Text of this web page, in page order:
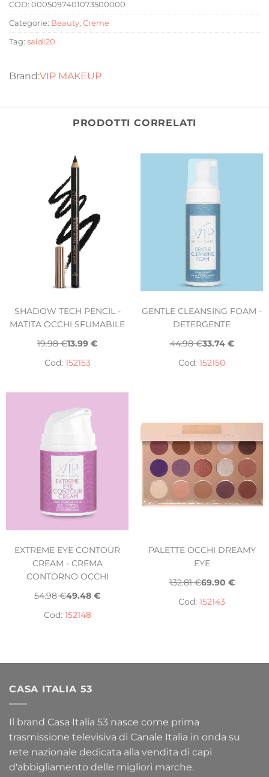
COD: 0005097401073500000
Categorie: Beauty, Creme
Tag: saldi20
VIP MAKEUP
PRODOTTI CORRELATI
SHADOW TECH PENCIL -
MATITA OCCHI SFUMABILE
19.98 €13.99 €
Cod: 152153
GENTLE CLEANSING FOAM -
DETERGENTE
44.98 €33.74 €
Cod: 152150
EXTREME EYE CONTOUR
CREAM - CREMA
CONTORNO OCCHI
54.98 €49.48 €
Cod: 152148
PALETTE OCCHI DREAMY
EYE
132.81 €69.90 €
Cod: 152143
CASA ITALIA 53
Il brand Casa Italia 53 nasce come prima
trasmissione televisiva di Canale Italia in onda su
rete nazionale dedicata alla vendita di capi
d'abbigliamento delle migliori marche.